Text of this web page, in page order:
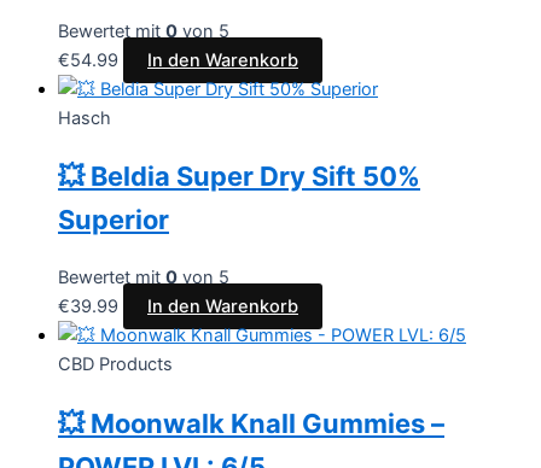
Bewertet mit 0 von 5
€54.99 In den Warenkorb
Hasch
💥 Beldia Super Dry Sift 50%
Superior
Bewertet mit 0 von 5
€39.99 In den Warenkorb
CBD Products
💥 Moonwalk Knall Gummies –